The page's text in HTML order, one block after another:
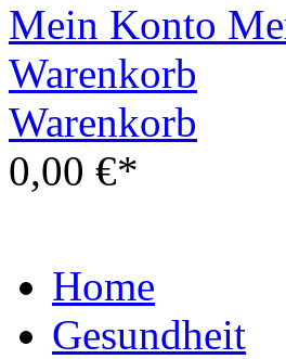
Mein Konto
Warenkorb
Warenkorb
0,00 €*
Home
Gesundheit